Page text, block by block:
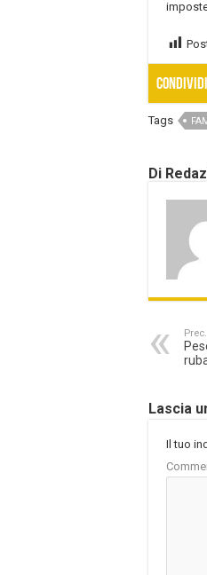
Condividi
Tags
Di
Prec.
Lascia
Il tuo